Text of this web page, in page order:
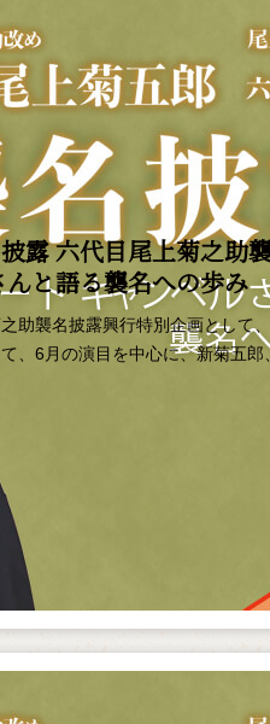
露 六代目尾上菊之助襲
んと語る襲名への歩
助襲名披露興行特別企画として
、6月の演目を中心に、新菊五